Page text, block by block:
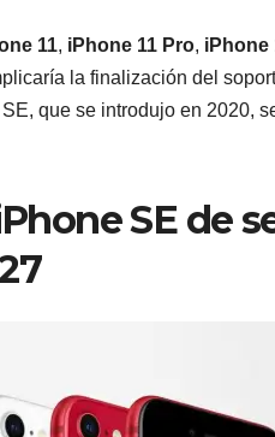
11, iPhone 11 Pro, iPhone
la finalización del
que se introdujo en 2020,
SE de